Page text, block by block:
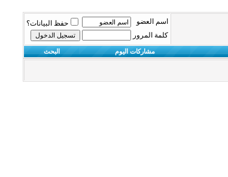
اسم العضو
حفظ البيانات؟
كلمة المرور
مشاركات اليوم البحث